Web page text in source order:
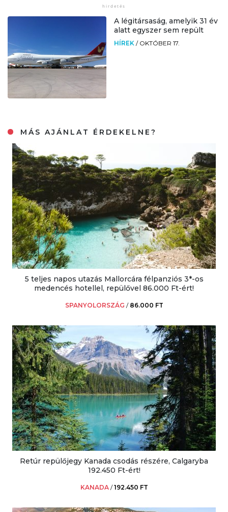
A légitársaság, amelyik 31 év
alatt egyszer sem repült
HÍREK / OKTÓBER 17.
MÁS AJÁNLAT ÉRDEKELNE?
5 teljes napos utazás Mallorcára félpanziós 3*-os
medencés hotellel, repülővel 86.000 Ft-ért!
SPANYOLORSZÁG / 86.000 FT
Retúr repülőjegy Kanada csodás részére, Calgaryba
192.450 Ft-ért!
KANADA /192.450 FT